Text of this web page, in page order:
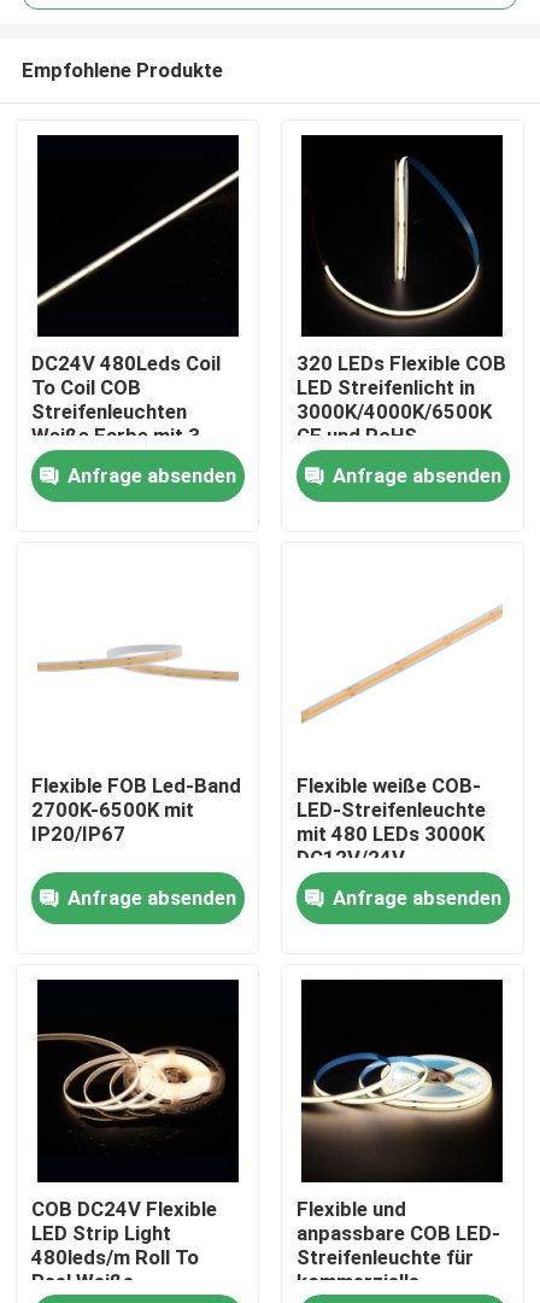
Über uns
Produkte
Videos
LED Streifen - Hoher CRI
LED Streifen - COB
LED Streifen - RGB
LED Streifen - einfarbig
LED Streifen - CCT
Empfohlene Produkte
DC24V 480Leds Coil
To Coil COB
Streifenleuchten
Weiße Farbe mit 3-
Jahres-Garantie CRI
90+ CE/ROHS
aufgeführt
Anfrage absenden
320 LEDs Flexible COB
LED Streifenlicht in
3000K/4000K/6500K
CE und RoHS
zertifiziert 24V/12V
Anfrage absenden
Flexible FOB Led-Band
2700K-6500K mit
IP20/IP67
Anfrage absenden
Flexible weiße COB-
LED-Streifenleuchte
mit 480 LEDs 3000K
DC12V/24V
Anfrage absenden
COB DC24V Flexible
LED Strip Light
480leds/m Roll To
Reel Weiße
Flexible und
anpassbare COB LED-
Streifenleuchte für
kommerzielle